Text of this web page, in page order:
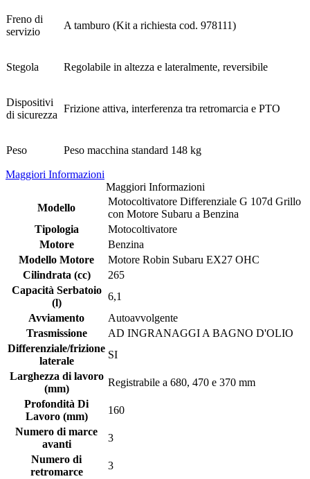
Freno di
servizio
A tamburo (Kit a richiesta cod. 978111)
Stegola Regolabile in altezza e lateralmente, reversibile
Dispositivi
di sicurezza
Frizione attiva, interferenza tra retromarcia e PTO
Peso Peso macchina standard 148 kg
Maggiori Informazioni
Maggiori Informazioni
Modello
Motocoltivatore Differenziale G 107d Grillo
con Motore Subaru a Benzina
Tipologia
Motocoltivatore
Motore
Benzina
Modello Motore
Motore Robin Subaru EX27 OHC
Cilindrata (cc)
265
Capacità Serbatoio
(l)
6,1
Avviamento
Autoavvolgente
Trasmissione
AD INGRANAGGI A BAGNO D'OLIO
Differenziale/frizione
laterale
SI
Larghezza di lavoro
(mm)
Registrabile a 680, 470 e 370 mm
Profondità Di
Lavoro (mm)
160
Numero di marce
avanti
3
Numero di
retromarce
3